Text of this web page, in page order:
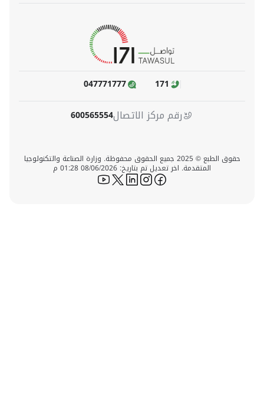
171
047771777
رقم مركز الاتصال600565554
حقوق الطبع © 2025 جميع الحقوق محفوظة. وزارة الصناعة والتكنولوجيا
المتقدمة. اخر تعديل تم بتاريخ: 08/06/2026 01:28 م
icon-facebook
icon-instagram
icon-linkedin
icon-twitter
icon-youtube